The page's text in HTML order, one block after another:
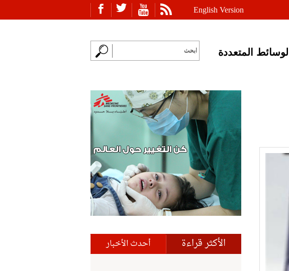
English Version
الوسائط المتعددة
الأكثر قراءة أحدث الأخبار